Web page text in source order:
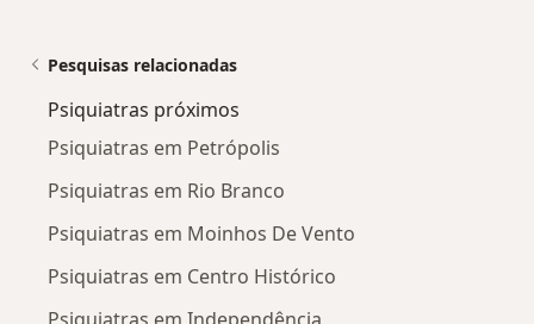
Pesquisas relacionadas
Psiquiatras próximos
Psiquiatras em Petrópolis
Psiquiatras em Rio Branco
Psiquiatras em Moinhos De Vento
Psiquiatras em Centro Histórico